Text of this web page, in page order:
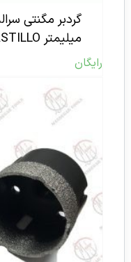
میلیمتر CASTILLO کاستیلو TCT
رایگان